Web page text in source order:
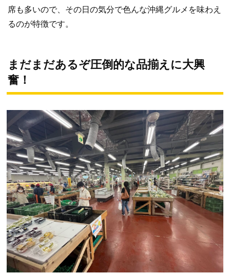
席も多いので、その日の気分で色んな沖縄グルメを味わえ
るのが特徴です。
まだまだあるぞ圧倒的な品揃えに大興
奮！